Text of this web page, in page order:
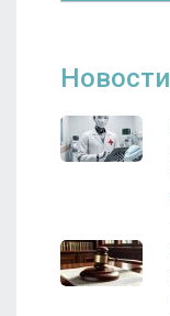
Новости